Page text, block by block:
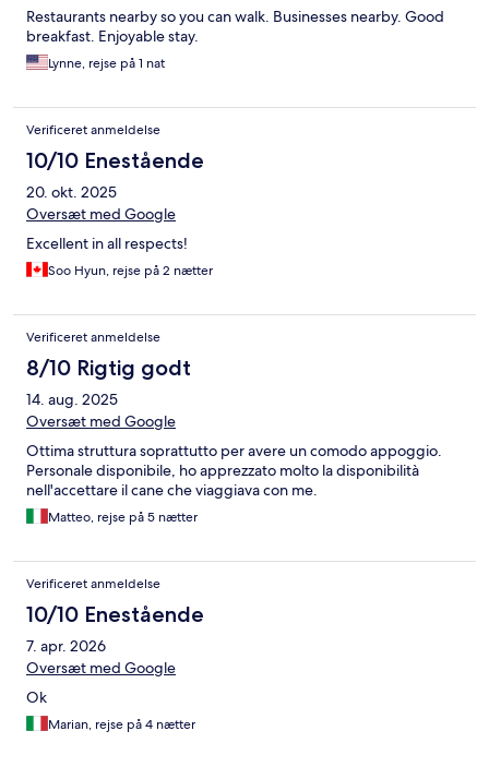
Restaurants nearby so you can walk. Businesses nearby. Good
breakfast. Enjoyable stay.
Lynne, rejse på 1 nat
Verificeret anmeldelse
10/10 Enestående
20. okt. 2025
Oversæt med Google
Excellent in all respects!
Soo Hyun, rejse på 2 nætter
Verificeret anmeldelse
8/10 Rigtig godt
14. aug. 2025
Oversæt med Google
Ottima struttura soprattutto per avere un comodo appoggio.
Personale disponibile, ho apprezzato molto la disponibilità
nell'accettare il cane che viaggiava con me.
Matteo, rejse på 5 nætter
Verificeret anmeldelse
10/10 Enestående
7. apr. 2026
Oversæt med Google
Ok
Marian, rejse på 4 nætter